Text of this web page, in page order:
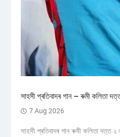
সাহসী প্ৰতিবাদৰ গান – ৰুমী কলিতা
7 Aug 2026
সাহসী প্ৰতিবাদৰ গান ৰুমী কলিতা দত্ত ২